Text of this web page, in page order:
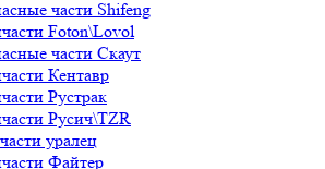
части Shifeng
Foton\Lovol
части Скаут
Кентавр
Рустрак
Русич\TZR
уралец
Файтер